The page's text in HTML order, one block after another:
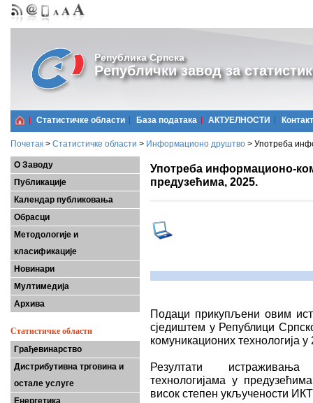
Република Српска
Републички завод за
Статистичке области Базa података АКТУЕЛНОСТИ Контакт
Почетак > Статистичке области > Информационо друштво > Употреба
О Заводу
Публикације
Календар публиковања
Обрасци
Методологије и
класификације
Новинари
Мултимедија
Архива
Статистичке области
Грађевинарство
Дистрибутивна трговина и
остале услуге
Енергетика
Употреба информационо-
предузећима, 2025.
Подаци прикупљени овим
сједиштем у Републици
комуникационих технологија
Резултати
технологијама у
висок степен укључености